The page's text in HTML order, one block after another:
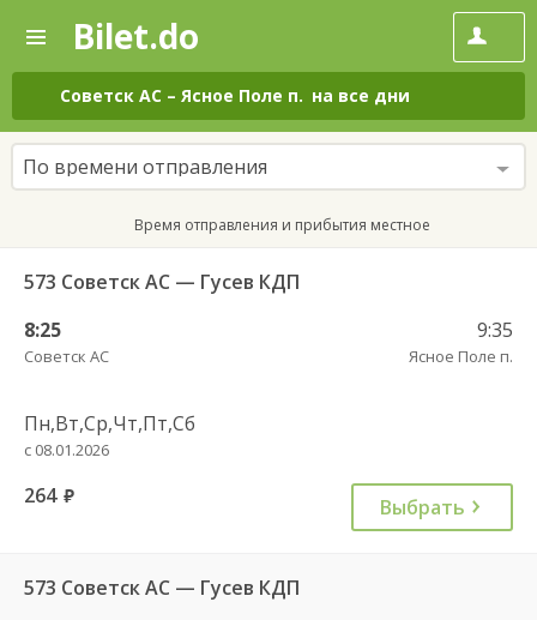
—
Поиск
и
покупка
билетов
на
автобус
онлайн
Bilet.do
Советск АС – Ясное Поле п. на все дни
По времени отправления
Время отправления и прибытия местное
573 Советск АС — Гусев КДП
8:25
Советск АС
9:35
Ясное Поле п.
Пн,Вт,Ср,Чт,Пт,Сб
с 08.01.2026
264 руб. Выбрать
573 Советск АС — Гусев КДП